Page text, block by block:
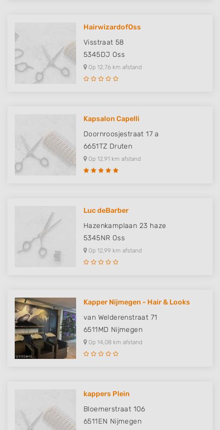
HairwizardofOss
Visstraat 58
5345DJ Oss
Op 12,76 km afstand
Kapsalon Capelli
Doornroosjestraat 17 a
6651TZ Druten
Op 12,91 km afstand
Luc deBarber
Hazenkamplaan 23 haze
5345NR Oss
Op 12,99 km afstand
Kapper Nijmegen - Hair & Looks
van Welderenstraat 71
6511MD Nijmegen
Op 14,08 km afstand
kappers Plein
Bloemerstraat 106
6511EN Nijmegen